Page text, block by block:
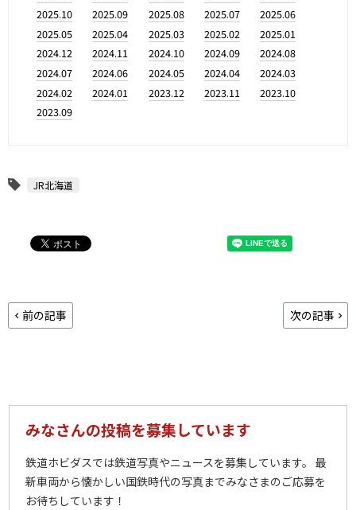
2025.10
2025.09 2025.08 2025.07
2025.06
2025.05
2025.04 2025.03 2025.02
2025.01
2024.12
2024.11 2024.10 2024.09
2024.08
2024.07
2024.06 2024.05 2024.04
2024.03
2024.02
2024.01 2023.12 2023.11
2023.10
2023.09
JR北海道
前の記事 次の記事
みなさんの投稿を募集しています
鉄道ホビダスでは鉄道写真やニュースを募集しています。 最
新車両から懐かしい国鉄時代の写真までみなさまのご応募を
お待ちしています！